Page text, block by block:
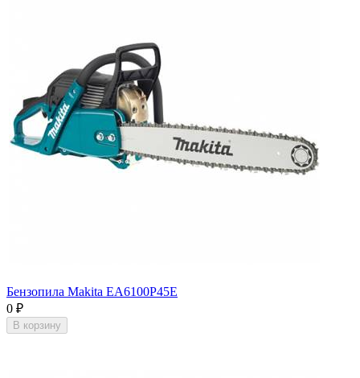
Бензопила Makita EA6100P45E
0 ₽
В корзину